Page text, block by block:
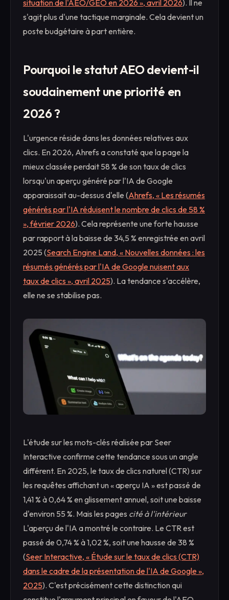
situation de l'AEO/GEO en 2026 », avril 2026). Il ne
s'agit plus d'une tactique marginale. Cela devient un
poste budgétaire à part entière.
Pourquoi le statut AEO devient-il
soudainement une priorité en
2026 ?
L'urgence réside dans les données relatives aux
clics. En 2026, Ahrefs a constaté que la page la
mieux classée perdait 58 % de son taux de clics
lorsqu'un aperçu généré par l'IA de Google
apparaissait au-dessus d'elle (Ahrefs, « Les résumés
générés par l'IA réduisent le nombre de clics de 58 %
», février 2026). Cela représente une forte hausse
par rapport à la baisse de 34,5 % enregistrée en avril
2025 (Search Engine Land, « Nouvelles données : les
résumés générés par l'IA de Google nuisent aux
taux de clics », avril 2025). La tendance s'accélère,
elle ne se stabilise pas.
L'étude sur les mots-clés réalisée par Seer
Interactive confirme cette tendance sous un angle
différent. En 2025, le taux de clics naturel (CTR) sur
les requêtes affichant un « aperçu IA » est passé de
1,41 % à 0,64 % en glissement annuel, soit une baisse
d'environ 55 %. Mais les pages cité à l'intérieur
L'aperçu de l'IA a montré le contraire. Le CTR est
passé de 0,74 % à 1,02 %, soit une hausse de 38 %
(Seer Interactive, « Étude sur le taux de clics (CTR)
dans le cadre de la présentation de l'IA de Google »,
2025). C'est précisément cette distinction qui